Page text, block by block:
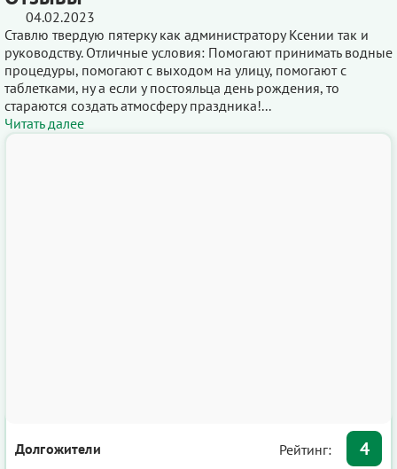
04.02.2023
Ставлю твердую пятерку как администратору Ксении так и
руководству. Отличные условия: Помогают принимать водные
процедуры, помогают с выходом на улицу, помогают с
таблетками, ну а если у постояльца день рождения, то
стараются создать атмосферу праздника!...
Читать далее
Долгожители Рейтинг: 4